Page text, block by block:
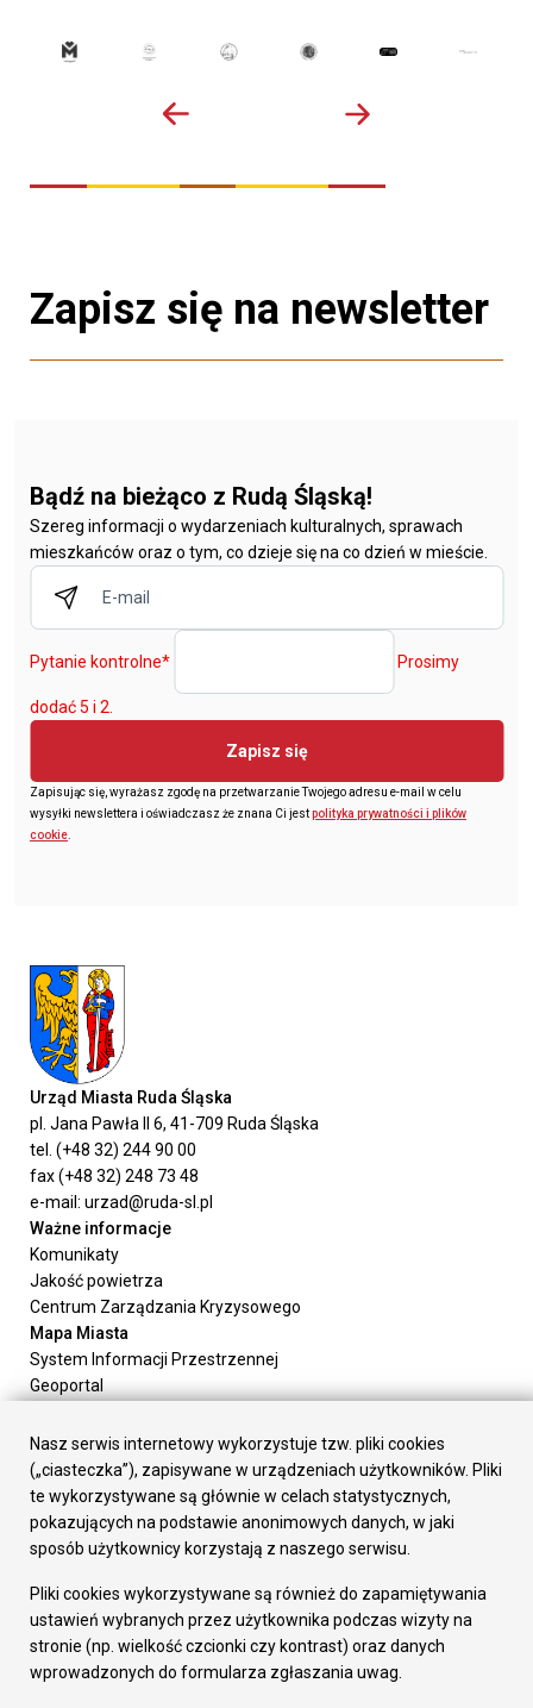
Zapisz się na newsletter
Bądź na bieżąco z Rudą Śląską!
Szereg informacji o wydarzeniach kulturalnych, sprawach
mieszkańców oraz o tym, co dzieje się na co dzień w mieście.
Pytanie kontrolne* Prosimy
dodać 5 i 2.
Zapisz się
Zapisując się, wyrażasz zgodę na przetwarzanie Twojego adresu e-mail w celu
wysyłki newslettera i oświadczasz że znana Ci jestpolityka prywatności i plików
cookie.
Urząd Miasta Ruda Śląska
pl. Jana Pawła II 6, 41-709 Ruda Śląska
tel. (+48 32) 244 90 00
fax (+48 32) 248 73 48
e-mail: urzad@ruda-sl.pl
Ważne informacje
Komunikaty
Jakość powietrza
Centrum Zarządzania Kryzysowego
Mapa Miasta
System Informacji Przestrzennej
Geoportal
Załatw sprawę
Prezydent Miasta
Rada Miasta
Wydziały
Elektroniczna Skrzynka Podawcza
Gospodarka
Fundusze europejskie
Środki krajowe
Oferty inwestycyjne
Nasz serwis internetowy wykorzystuje tzw. pliki cookies
(„ciasteczka”), zapisywane w urządzeniach użytkowników. Pliki
te wykorzystywane są głównie w celach statystycznych,
pokazujących na podstawie anonimowych danych, w jaki
sposób użytkownicy korzystają z naszego serwisu.
Pliki cookies wykorzystywane są również do zapamiętywania
ustawień wybranych przez użytkownika podczas wizyty na
stronie (np. wielkość czcionki czy kontrast) oraz danych
wprowadzonych do formularza zgłaszania uwag.